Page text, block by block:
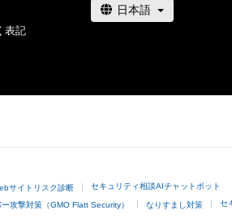
表記
サイトリスク診断 セキュリティ相談AIチャットボット
攻撃対策（GMO Flatt Security） なりすまし対策 セ